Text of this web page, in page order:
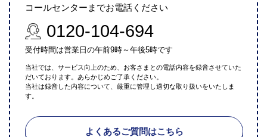
コールセンターまでお電話ください
0120-104-694
受付時間は営業日の午前9時～午後5時です
当社では、サービス向上のため、お客さまとの電話内容を録音させていた
だいております。あらかじめご了承ください。
当社は録音した内容について、厳重に管理し適切な取り扱いをいたしま
す。
よくあるご質問はこちら